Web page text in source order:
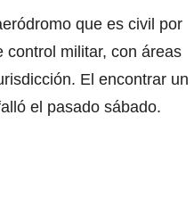
que es civil por
control militar, con áreas
El encontrar un
el pasado sábado.